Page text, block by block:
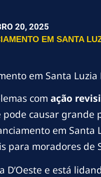
20, 2025
EM SANTA
em Santa Luzia
com ação
causar
em Santa
para moradores de
D’Oeste e está